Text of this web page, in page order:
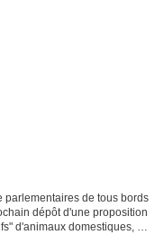
parlementaires de tous bords
dépôt d'une proposition
d'animaux domestiques, à